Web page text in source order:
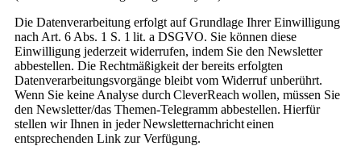
Die Datenverarbeitung erfolgt auf Grundlage Ihrer Einwilligung
nach Art. 6 Abs. 1 S. 1 lit. a DSGVO. Sie können diese
Einwilligung jederzeit widerrufen, indem Sie den Newsletter
abbestellen. Die Rechtmäßigkeit der bereits erfolgten
Datenverarbeitungsvorgänge bleibt vom Widerruf unberührt.
Wenn Sie keine Analyse durch CleverReach wollen, müssen Sie
den Newsletter/das Themen-Telegramm abbestellen. Hierfür
stellen wir Ihnen in jeder Newsletternachricht einen
entsprechenden Link zur Verfügung.